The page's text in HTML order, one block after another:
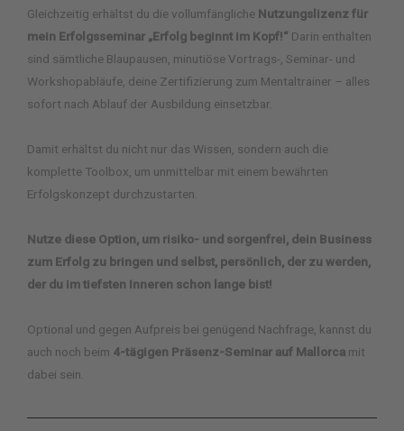
Gleichzeitig erhältst du die vollumfängliche Nutzungslizenz für
mein Erfolgsseminar „Erfolg beginnt im Kopf!“ Darin enthalten
sind sämtliche Blaupausen, minutiöse Vortrags-, Seminar- und
Workshopabläufe, deine Zertifizierung zum Mentaltrainer – alles
sofort nach Ablauf der Ausbildung einsetzbar.
Damit erhältst du nicht nur das Wissen, sondern auch die
komplette Toolbox, um unmittelbar mit einem bewährten
Erfolgskonzept durchzustarten.
Nutze diese Option, um risiko- und sorgenfrei, dein Business
zum Erfolg zu bringen und selbst, persönlich, der zu werden,
der du im tiefsten Inneren schon lange bist!
Optional und gegen Aufpreis bei genügend Nachfrage, kannst du
auch noch beim 4-tägigen Präsenz-Seminar auf Mallorca mit
dabei sein.